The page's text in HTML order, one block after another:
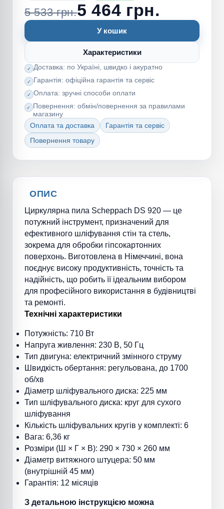
5 533 грн.5 464 грн.
У кошик
Характеристики
Доставка: по Україні, швидко і акуратно
Гарантія: офіційна гарантія та сервіс
Оплата: зручні способи оплати
Повернення: обмін/повернення за правилами
магазину
Оплата та доставка
Гарантія та сервіс
Повернення товару
ОПИС
Циркулярна пила Scheppach DS 920 — це
потужний інструмент, призначений для
ефективного шліфування стін та стель,
зокрема для обробки гіпсокартонних
поверхонь. Виготовлена в Німеччині, вона
поєднує високу продуктивність, точність та
надійність, що робить її ідеальним вибором
для професійного використання в будівництві
та ремонті.
Технічні характеристики
Потужність: 710 Вт
Напруга живлення: 230 В, 50 Гц
Тип двигуна: електричний змінного струму
Швидкість обертання: регульована, до 1700
об/хв
Діаметр шліфувального диска: 225 мм
Тип шліфувального диска: круг для сухого
шліфування
Кількість шліфувальних кругів у комплекті: 6
Вага: 6,36 кг
Розміри (Ш × Г × В): 290 × 730 × 260 мм
Діаметр витяжного штуцера: 50 мм
(внутрішній 45 мм)
Гарантія: 12 місяців
З детальною інструкцією можна